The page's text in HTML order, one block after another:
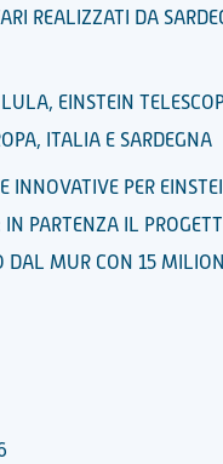
REALIZZATI DA
EINSTEIN
ITALIA E SARDEGNA
INNOVATIVE PER
IN PARTENZA IL
DAL MUR CON 15